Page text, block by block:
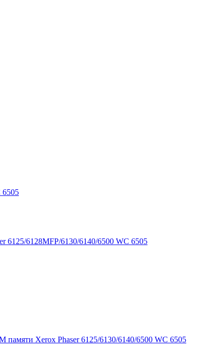
6505
6125/6128MFP/6130/6140/6500 WC 6505
памяти Xerox Phaser 6125/6130/6140/6500 WC 6505